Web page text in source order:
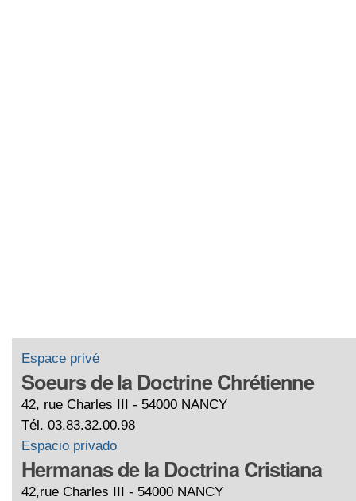
Espace privé
Soeurs de la Doctrine Chrétienne
42, rue Charles III - 54000 NANCY
Tél. 03.83.32.00.98
Espacio privado
Hermanas de la Doctrina Cristiana
42,rue Charles III - 54000 NANCY